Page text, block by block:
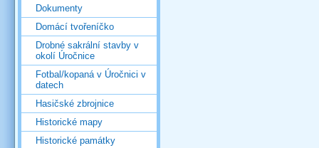
Dokumenty
Domácí tvořeníčko
Drobné sakrální stavby v
okolí Úročnice
Fotbal/kopaná v Úročnici v
datech
Hasičské zbrojnice
Historické mapy
Historické památky